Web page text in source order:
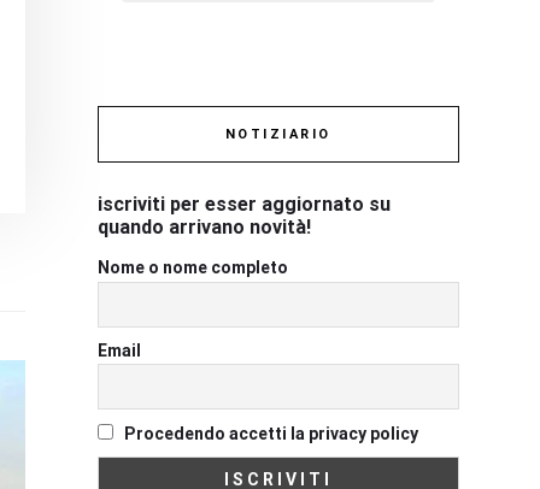
NOTIZIARIO
iscriviti per esser aggiornato su
quando arrivano novità!
Nome o nome completo
Email
Procedendo accetti la privacy policy